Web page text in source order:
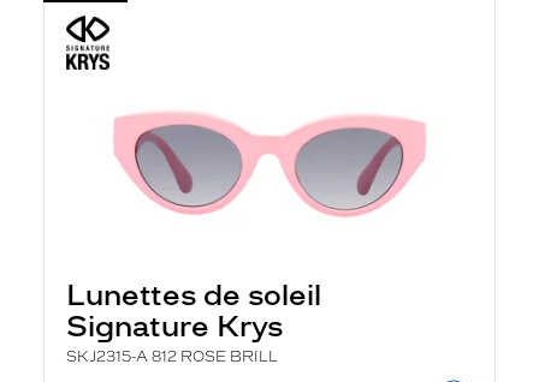
Lunettes de soleil
Signature Krys
SKJ2315-A 812 ROSE BRILL